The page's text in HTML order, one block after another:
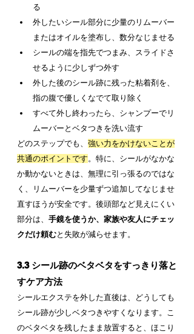
る
外したいシール部分に少量のリムーバー
またはオイルを塗布し、数分なじませる
シールの端を指先でつまみ、スライドさ
せるように少しずつ外す
外した後のシール跡に残った粘着剤を、
指の腹で優しくなでて取り除く
すべて外し終わったら、シャンプーでリ
ムーバーとベタつきを洗い流す
どのステップでも、 強い力をかけないことが
共通のポイントです。特に、シールがなかな
か動かないときは、無理に引っ張るのではな
く、リムーバーを少量ずつ追加してなじませ
直すほうが安全です。後頭部など見えにくい
部分は、 手鏡を使うか、家族や友人にチェッ
クだけ頼むと失敗が減らせます。
3.3 シール跡のベタベタをすっきり落と
すケア方法
シールエクステを外した直後は、どうしても
シール跡が少しベタつきやすくなります。こ
のベタベタを残したまま放置すると、ほこり